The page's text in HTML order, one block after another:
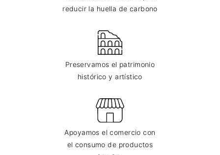
reducir la huella de carbono
Preservamos el patrimonio
histórico y artístico
Apoyamos el comercio con
el consumo de productos